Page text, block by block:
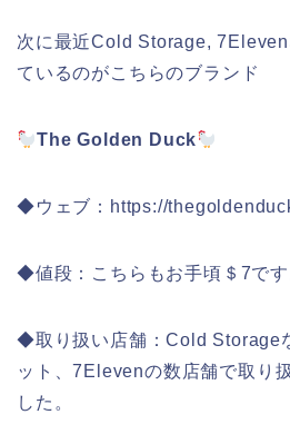
次に最近Cold Storage,
ているのがこちらのブランド
The Golden Duck
◆ウェブ：https://
◆値段：こちらもお手頃＄7です
◆取り扱い店舗：Cold Storage
ット、7Elevenの数店舗で取り
した。